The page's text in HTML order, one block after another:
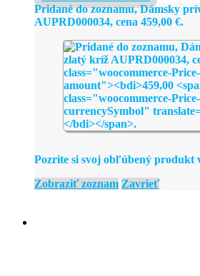
Pridané do zoznamu, Dámsky
AUPRD000034, cena 459,00 €.
Pozrite si svoj obľúbený produkt
Zobraziť zoznam Zavrieť